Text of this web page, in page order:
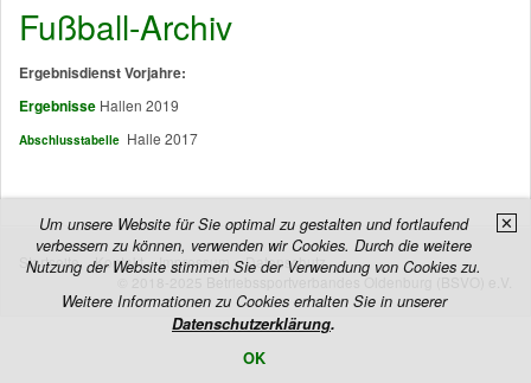
✕
Um unsere Website für Sie optimal zu gestalten und fortlaufend
verbessern zu können, verwenden wir Cookies. Durch die weitere
Nutzung der Website stimmen Sie der Verwendung von Cookies zu.
Weitere Informationen zu Cookies erhalten Sie in unserer
Datenschutzerklärung.
OK
Fußball-Archiv
Ergebnisdienst Vorjahre:
Ergebnisse Hallen 2019
Abschlusstabelle Halle 2017
Startseite Kontakt Impressum
Datenschutz
© 2018-2025 Betriebssportverbandes Oldenburg (BSVO) e.V.